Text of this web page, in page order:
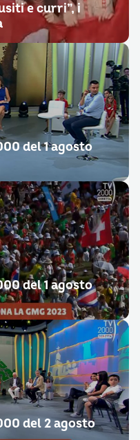
e curri”, i
del 1 agosto
del 1 agosto
del 2 agosto